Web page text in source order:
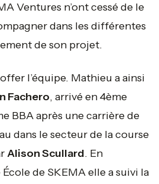
Ventures n’ont cessé de le
dans les différentes
de son projet.
l’équipe. Mathieu a ainsi
Fachero, arrivé en 4ème
BBA après une carrière de
dans le secteur de la course
Alison Scullard. En
de SKEMA elle a suivi la